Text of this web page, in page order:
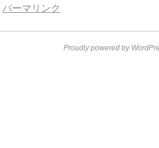
パーマリンク
Proudly powered by